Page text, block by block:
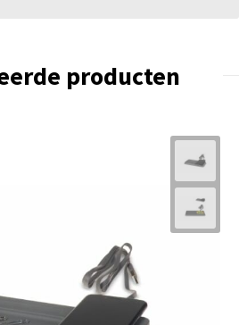
producten